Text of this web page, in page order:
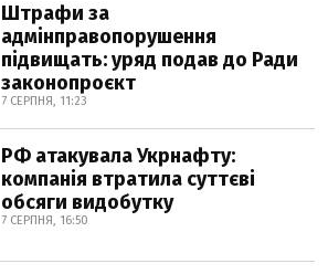
Штрафи за
адмінправопорушення
підвищать: уряд подав до Ради
законопроєкт
7 СЕРПНЯ, 11:23
РФ атакувала Укрнафту:
компанія втратила суттєві
обсяги видобутку
7 СЕРПНЯ, 16:50